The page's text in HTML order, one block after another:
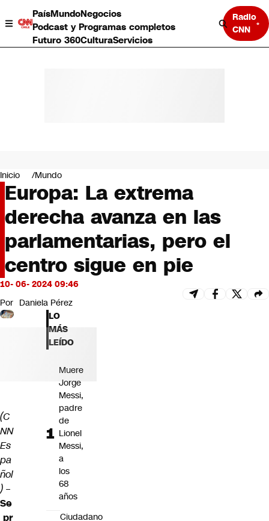
PaísMundoNegocios
Podcast y Programas completos
Futuro 360CulturaServicios
Radio
CNN
Negocios
Deportes
Programas completos
Cultura
Servicios
Bits
CNN tiempo
Futuro 360
Inicio Mundo
Europa: La extrema
derecha avanza en las
parlamentarias, pero el
centro sigue en pie
10- 06- 2024 09:46
Por Daniela Pérez
(C
NN
Es
pa
ñol
) –
Se
pr
LO
MÁS
LEÍDO
Muere
Jorge
Messi,
padre
de
Lionel
Messi,
a
los
68
años
Ciudadano